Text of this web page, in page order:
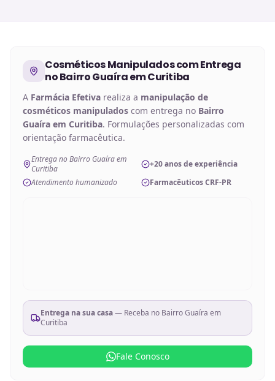
Cosméticos Manipuladoscom Entrega
noBairro Guaíra em Curitiba
A Farmácia Efetiva realiza a manipulação de
cosméticos manipulados com entrega no Bairro
Guaíra em Curitiba. Formulações personalizadas com
orientação farmacêutica.
Entrega no Bairro Guaíra em
Curitiba
+20 anos de experiência
Atendimento humanizado
Farmacêuticos CRF-PR
Entrega na sua casa— Receba no Bairro Guaíra em
Curitiba
Fale Conosco